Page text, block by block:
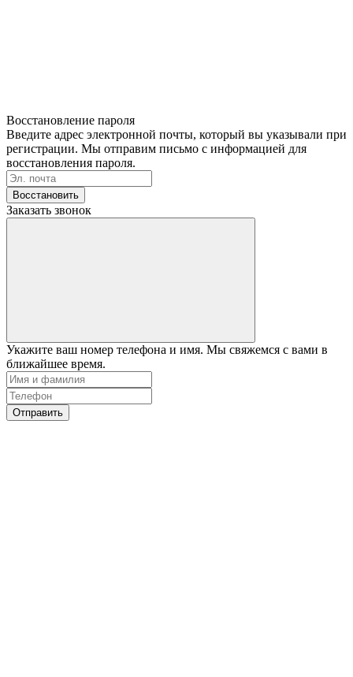
Восстановление пароля
Введите адрес электронной почты, который вы указывали при
регистрации. Мы отправим письмо с информацией для
восстановления пароля.
Восстановить
Заказать звонок
Укажите ваш номер телефона и имя. Мы свяжемся с вами в
ближайшее время.
Отправить